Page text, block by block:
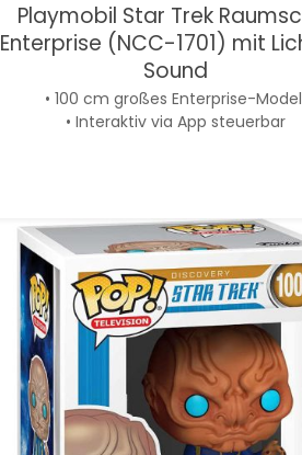
Playmobil Star Trek
Enterprise (NCC-1701) mit
Sound
• 100 cm großes Enterprise-
• Interaktiv via App steuerbar